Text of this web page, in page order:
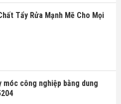
Tẩy Rửa Mạnh Mẽ Cho Mọi
móc công nghiệp bằng dung